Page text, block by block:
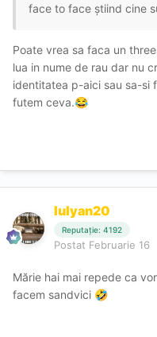
face to face știind cine
Poate vrea sa faca un
lua in nume de rau dar nu
identitatea p-aici sau sa-si
futem ceva.😂
Iulyan20
Reputație: 4192
Postat Februarie 16
Mărie hai mai repede ca
facem sandvici 🤣